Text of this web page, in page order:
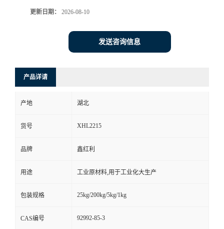
更新日期： 2026-08-10
发送咨询信息
产品详请
产地 湖北
货号 XHL2215
品牌 鑫红利
用途 工业原材料,用于工业化大生产
包装规格 25kg/200kg/5kg/1kg
CAS编号 92992-85-3